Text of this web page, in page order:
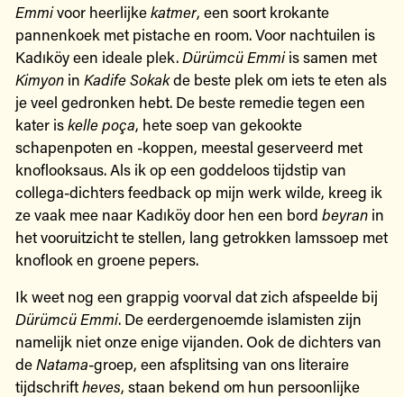
Emmivoor heerlijkekatmer, een soort krokante
pannenkoek met pistache en room. Voor nachtuilen is
Kadıköy een ideale plek.Dürümcü Emmiis samen met
Kimyonin Kadife Sokakde beste plek om iets te eten als
je veel gedronken hebt. De beste remedie tegen een
kater iskelle poça, hete soep van gekookte
schapenpoten en -koppen, meestal geserveerd met
knoflooksaus. Als ik op een goddeloos tijdstip van
collega-dichters feedback op mijn werk wilde, kreeg ik
ze vaak mee naar Kadıköy door hen een bord beyranin
het vooruitzicht te stellen, lang getrokken lamssoep met
knoflook en groene pepers.
Ik weet nog een grappig voorval dat zich afspeelde bij
Dürümcü Emmi. De eerdergenoemde islamisten zijn
namelijk niet onze enige vijanden. Ook de dichters van
deNatama-groep, een afsplitsing van ons literaire
tijdschriftheves, staan bekend om hun persoonlijke